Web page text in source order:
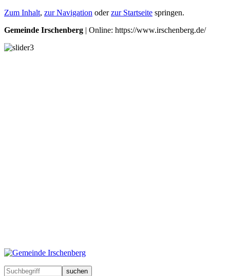
Zum Inhalt, zur Navigation oderzur Startseite springen.
Gemeinde Irschenberg | Online: https://www.irschenberg.de/
suchen